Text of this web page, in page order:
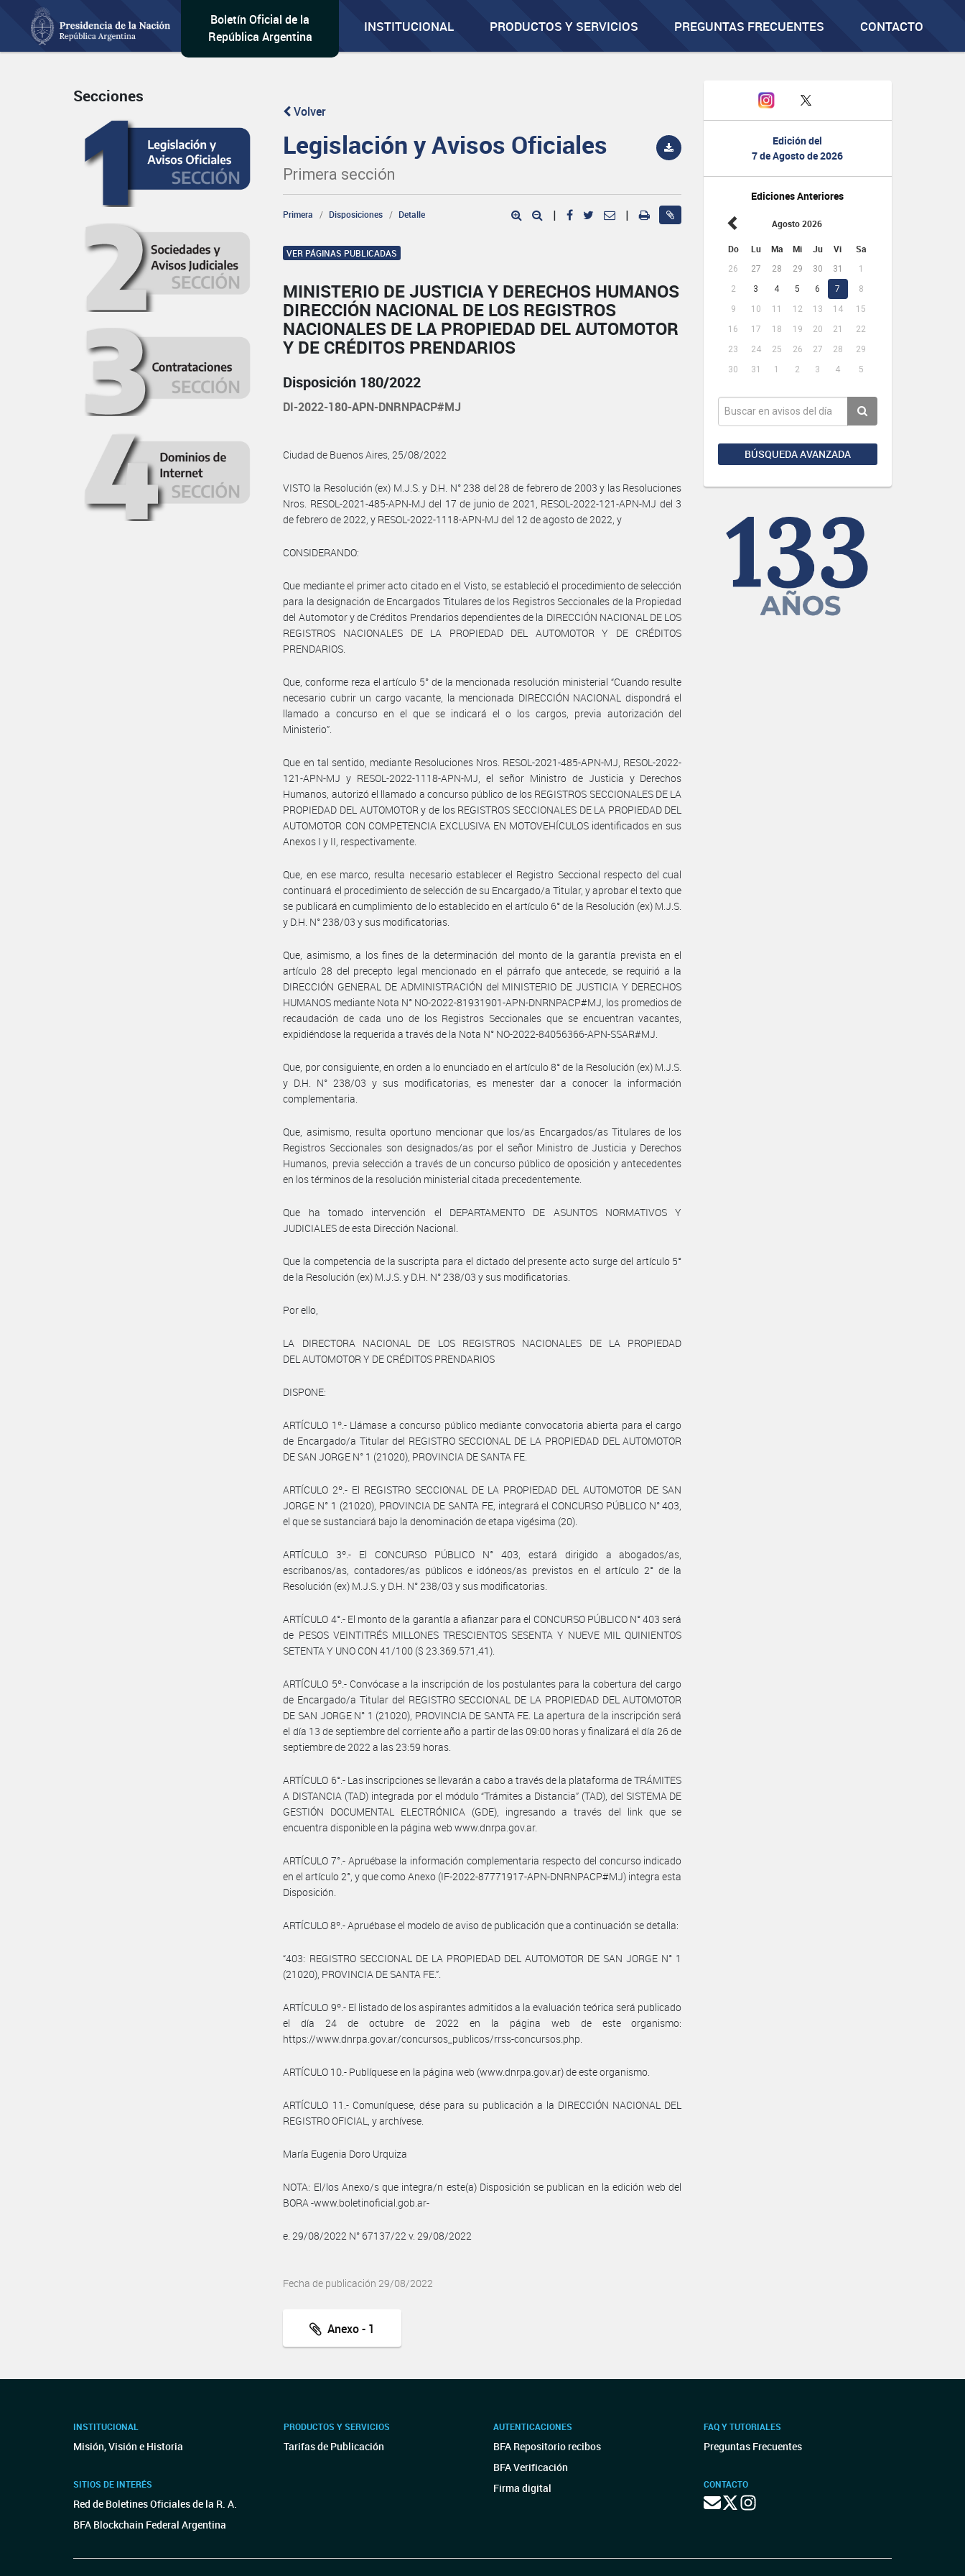
Boletín Oficial de la
República Argentina
INSTITUCIONAL PRODUCTOS Y SERVICIOS PREGUNTAS FRECUENTES CONTACTO
Edición del
7 de Agosto de 2026
Ediciones Anteriores
Agosto 2026
Do Lu Ma Mi Ju Vi Sa
26 27 28 29 30 31
1
2
3 4 5 6 7
8
9
10 11 12 13 14
15
16
17 18 19 20 21
22
23
24 25 26 27 28
29
30
31 1 2 3 4 5
BÚSQUEDA AVANZADA
Secciones
Volver
Legislación y Avisos Oficiales
Primera sección
Primera Disposiciones Detalle | |
VER PÁGINAS PUBLICADAS
MINISTERIO DE JUSTICIA Y DERECHOS HUMANOS
DIRECCIÓN NACIONAL DE LOS REGISTROS
NACIONALES DE LA PROPIEDAD DEL AUTOMOTOR
Y DE CRÉDITOS PRENDARIOS
Disposición 180/2022
DI-2022-180-APN-DNRNPACP#MJ
Ciudad de Buenos Aires, 25/08/2022
VISTO la Resolución (ex) M.J.S. y D.H. N° 238 del 28 de febrero de 2003 y las Resoluciones
Nros. RESOL-2021-485-APN-MJ del 17 de junio de 2021, RESOL-2022-121-APN-MJ del 3
de febrero de 2022, y RESOL-2022-1118-APN-MJ del 12 de agosto de 2022, y
CONSIDERANDO:
Que mediante el primer acto citado en el Visto, se estableció el procedimiento de selección
para la designación de Encargados Titulares de los Registros Seccionales de la Propiedad
del Automotor y de Créditos Prendarios dependientes de la DIRECCIÓN NACIONAL DE LOS
REGISTROS NACIONALES DE LA PROPIEDAD DEL AUTOMOTOR Y DE CRÉDITOS
PRENDARIOS.
Que, conforme reza el artículo 5° de la mencionada resolución ministerial “Cuando resulte
necesario cubrir un cargo vacante, la mencionada DIRECCIÓN NACIONAL dispondrá el
llamado a concurso en el que se indicará el o los cargos, previa autorización del
Ministerio”.
Que en tal sentido, mediante Resoluciones Nros. RESOL-2021-485-APN-MJ, RESOL-2022-
121-APN-MJ y RESOL-2022-1118-APN-MJ, el señor Ministro de Justicia y Derechos
Humanos, autorizó el llamado a concurso público de los REGISTROS SECCIONALES DE LA
PROPIEDAD DEL AUTOMOTOR y de los REGISTROS SECCIONALES DE LA PROPIEDAD DEL
AUTOMOTOR CON COMPETENCIA EXCLUSIVA EN MOTOVEHÍCULOS identificados en sus
Anexos I y II, respectivamente.
Que, en ese marco, resulta necesario establecer el Registro Seccional respecto del cual
continuará el procedimiento de selección de su Encargado/a Titular, y aprobar el texto que
se publicará en cumplimiento de lo establecido en el artículo 6° de la Resolución (ex) M.J.S.
y D.H. N° 238/03 y sus modificatorias.
Que, asimismo, a los fines de la determinación del monto de la garantía prevista en el
artículo 28 del precepto legal mencionado en el párrafo que antecede, se requirió a la
DIRECCIÓN GENERAL DE ADMINISTRACIÓN del MINISTERIO DE JUSTICIA Y DERECHOS
HUMANOS mediante Nota N° NO-2022-81931901-APN-DNRNPACP#MJ, los promedios de
recaudación de cada uno de los Registros Seccionales que se encuentran vacantes,
expidiéndose la requerida a través de la Nota N° NO-2022-84056366-APN-SSAR#MJ.
Que, por consiguiente, en orden a lo enunciado en el artículo 8° de la Resolución (ex) M.J.S.
y D.H. N° 238/03 y sus modificatorias, es menester dar a conocer la información
complementaria.
Que, asimismo, resulta oportuno mencionar que los/as Encargados/as Titulares de los
Registros Seccionales son designados/as por el señor Ministro de Justicia y Derechos
Humanos, previa selección a través de un concurso público de oposición y antecedentes
en los términos de la resolución ministerial citada precedentemente.
Que ha tomado intervención el DEPARTAMENTO DE ASUNTOS NORMATIVOS Y
JUDICIALES de esta Dirección Nacional.
Que la competencia de la suscripta para el dictado del presente acto surge del artículo 5°
de la Resolución (ex) M.J.S. y D.H. N° 238/03 y sus modificatorias.
Por ello,
LA DIRECTORA NACIONAL DE LOS REGISTROS NACIONALES DE LA PROPIEDAD
DEL AUTOMOTOR Y DE CRÉDITOS PRENDARIOS
DISPONE:
ARTÍCULO 1º.- Llámase a concurso público mediante convocatoria abierta para el cargo
de Encargado/a Titular del REGISTRO SECCIONAL DE LA PROPIEDAD DEL AUTOMOTOR
DE SAN JORGE N° 1 (21020), PROVINCIA DE SANTA FE.
ARTÍCULO 2º.- El REGISTRO SECCIONAL DE LA PROPIEDAD DEL AUTOMOTOR DE SAN
JORGE N° 1 (21020), PROVINCIA DE SANTA FE, integrará el CONCURSO PÚBLICO N° 403,
el que se sustanciará bajo la denominación de etapa vigésima (20).
ARTÍCULO 3º.- El CONCURSO PÚBLICO N° 403, estará dirigido a abogados/as,
escribanos/as, contadores/as públicos e idóneos/as previstos en el artículo 2° de la
Resolución (ex) M.J.S. y D.H. N° 238/03 y sus modificatorias.
ARTÍCULO 4°.- El monto de la garantía a afianzar para el CONCURSO PÚBLICO N° 403 será
de PESOS VEINTITRÉS MILLONES TRESCIENTOS SESENTA Y NUEVE MIL QUINIENTOS
SETENTA Y UNO CON 41/100 ($ 23.369.571,41).
ARTÍCULO 5º.- Convócase a la inscripción de los postulantes para la cobertura del cargo
de Encargado/a Titular del REGISTRO SECCIONAL DE LA PROPIEDAD DEL AUTOMOTOR
DE SAN JORGE N° 1 (21020), PROVINCIA DE SANTA FE. La apertura de la inscripción será
el día 13 de septiembre del corriente año a partir de las 09:00 horas y finalizará el día 26 de
septiembre de 2022 a las 23:59 horas.
ARTÍCULO 6°.- Las inscripciones se llevarán a cabo a través de la plataforma de TRÁMITES
A DISTANCIA (TAD) integrada por el módulo “Trámites a Distancia” (TAD), del SISTEMA DE
GESTIÓN DOCUMENTAL ELECTRÓNICA (GDE), ingresando a través del link que se
encuentra disponible en la página web www.dnrpa.gov.ar.
ARTÍCULO 7°.- Apruébase la información complementaria respecto del concurso indicado
en el artículo 2°, y que como Anexo (IF-2022-87771917-APN-DNRNPACP#MJ) integra esta
Disposición.
ARTÍCULO 8º.- Apruébase el modelo de aviso de publicación que a continuación se detalla:
“403: REGISTRO SECCIONAL DE LA PROPIEDAD DEL AUTOMOTOR DE SAN JORGE N° 1
(21020), PROVINCIA DE SANTA FE.”.
ARTÍCULO 9º.- El listado de los aspirantes admitidos a la evaluación teórica será publicado
el día 24 de octubre de 2022 en la página web de este organismo:
https://www.dnrpa.gov.ar/concursos_publicos/rrss-concursos.php.
ARTÍCULO 10.- Publíquese en la página web (www.dnrpa.gov.ar) de este organismo.
ARTÍCULO 11.- Comuníquese, dése para su publicación a la DIRECCIÓN NACIONAL DEL
REGISTRO OFICIAL, y archívese.
María Eugenia Doro Urquiza
NOTA: El/los Anexo/s que integra/n este(a) Disposición se publican en la edición web del
BORA -www.boletinoficial.gob.ar-
e. 29/08/2022 N° 67137/22 v. 29/08/2022
Fecha de publicación 29/08/2022
Anexo - 1
INSTITUCIONAL
Misión, Visión e Historia
SITIOS DE INTERÉS
Red de Boletines Oficiales de la R. A.
BFA Blockchain Federal Argentina
PRODUCTOS Y SERVICIOS
Tarifas de Publicación
AUTENTICACIONES
BFA Repositorio recibos
BFA Verificación
Firma digital
FAQ Y TUTORIALES
Preguntas Frecuentes
CONTACTO